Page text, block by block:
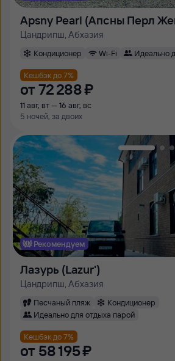
Apsny Pearl (Апсны Перл
Цандрипш, Абхазия
Кондиционер Wi-Fi Идеально
Кешбэк до 7%
от 72 ⁠288 ⁠₽
11 авг, вт — 16 авг, вс
5 ночей, за двоих
Рекомендуем
Лазурь (Lazur')
Цандрипш, Абхазия
Песчаный пляж
Кондиционер
Идеально для отдыха парой
Кешбэк до 7%
от 58 ⁠195 ⁠₽